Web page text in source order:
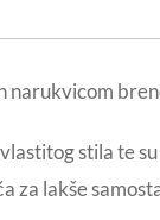
narukvicom
stila te
za lakše